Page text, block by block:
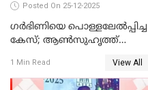
Posted On 25-12-2025
ഗര്‍ഭിണിയെ പൊള്ളലേല്‍പ്പിച്ച
കേസ്; ആണ്‍സുഹൃത്ത്
1 Min Read View All